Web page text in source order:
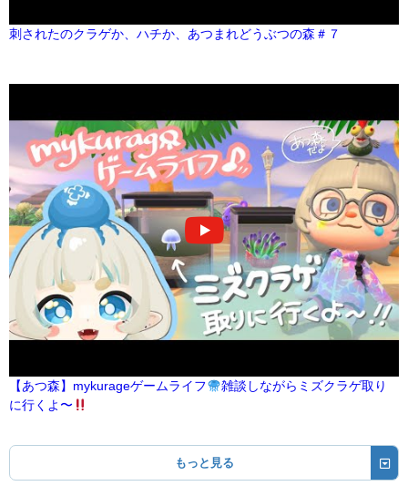
刺されたのクラゲか、ハチか、あつまれどうぶつの森＃７
【あつ森】mykurageゲームライフ
雑談しながらミズクラゲ取り
に行くよ〜
もっと見る